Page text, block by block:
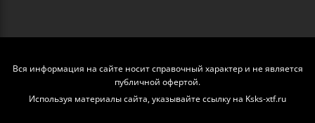
Вся информация на сайте носит справочный характер и не является
публичной офертой.
Используя материалы сайта, указывайте ссылку на Ksks-xtf.ru